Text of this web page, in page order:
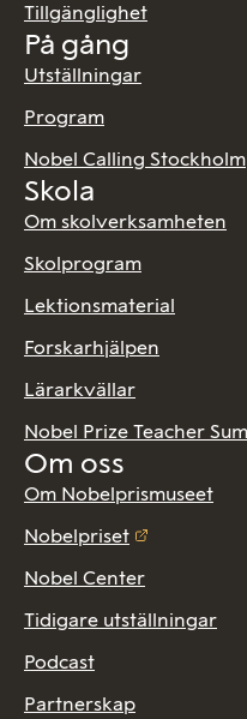
Tillgänglighet
På gång
Utställningar
Program
Nobel Calling Stockholm
Skola
Om skolverksamheten
Skolprogram
Lektionsmaterial
Forskarhjälpen
Lärarkvällar
Nobel Prize Teacher
Om oss
Om Nobelprismuseet
Nobelpriset
Nobel Center
Tidigare utställningar
Podcast
Partnerskap